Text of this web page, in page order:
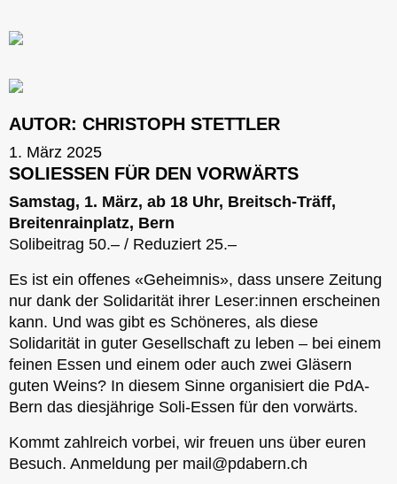
AUTOR: CHRISTOPH STETTLER
1. März 2025
SOLIESSEN FÜR DEN VORWÄRTS
Samstag, 1. März, ab 18 Uhr, Breitsch-Träff,
Breitenrainplatz, Bern
Solibeitrag 50.– / Reduziert 25.–
Es ist ein offenes «Geheimnis», dass unsere Zeitung
nur dank der Solidarität ihrer Leser:innen erscheinen
kann. Und was gibt es Schöneres, als diese
Solidarität in guter Gesellschaft zu leben – bei einem
feinen Essen und einem oder auch zwei Gläsern
guten Weins? In diesem Sinne organisiert die PdA-
Bern das diesjährige Soli-Essen für den vorwärts.
Kommt zahlreich vorbei, wir freuen uns über euren
Besuch. Anmeldung per mail@pdabern.ch